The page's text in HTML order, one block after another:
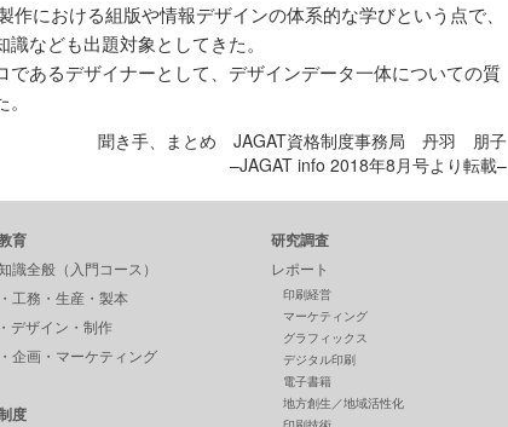
における組版や情報デザインの体系的な学びという点で、
なども出題対象としてきた。
あるデザイナーとして、デザインデータ一体についての質
聞き手、まとめ JAGAT資格制度事務局 丹羽 朋子
–JAGAT info 2018年8月号より転載–
育
識全般（入門コース）
工務・生産・製本
デザイン・制作
企画・マーケティング
度
研究調査
レポート
印刷経営
マーケティング
グラフィックス
デジタル印刷
電子書籍
地方創生／地域活性化